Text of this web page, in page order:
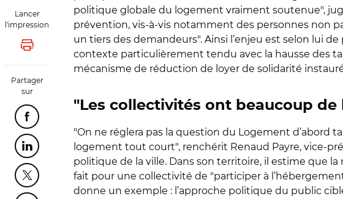
Lancer
l'impression
Lancer l'impression
Partager
sur
Partager cette page sur Facebook
Partager cette page sur Linkedin
Partager cette page sur Twitter
politique globale du logement vraiment soutenue",
prévention, vis-à-vis notamment des personnes non
un tiers des demandeurs". Ainsi l’enjeu est selon lui de
contexte particulièrement tendu avec la hausse des
mécanisme de réduction de loyer de solidarité
" Les collectivités ont beaucoup de
"On ne réglera pas la question du Logement d’abord
logement tout court", renchérit Renaud Payre, vice-
politique de la ville. Dans son territoire, il estime que
fait pour une collectivité de "participer à
donne un exemple : l’approche politique du public